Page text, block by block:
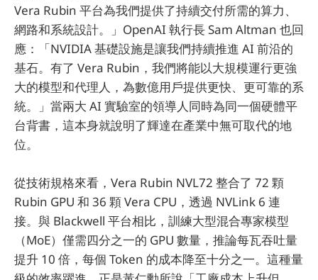
Vera Rubin 平台為我們提供了持續交付所需的算力、
網路和系統設計。」OpenAI 執行長 Sam Altman 也回
應：「NVIDIA 基礎設施是讓我們持續推進 AI 前沿的
基石。有了 Vera Rubin，我們將能以大規模運行更強
大的模型和代理人，為數億用戶提供更快、更可靠的系
統。」當兩大 AI 實驗室的領導人同時為同一個硬體平
台背書，這本身就說明了輝達在產業中無可取代的地
位。
從技術規格來看，Vera Rubin NVL72 整合了 72 顆
Rubin GPU 和 36 顆 Vera CPU，透過 NVLink 6 連
接。與 Blackwell 平台相比，訓練大型混合專家模型
（MoE）僅需四分之一的 GPU 數量，推論每瓦吞吐量
提升 10 倍，每個 Token 的成本降至十分之一。這種量